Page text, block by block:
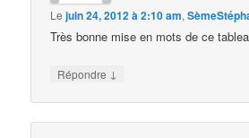
Lejuin 24, 2012 à 2:10 am,
Très bonne mise en mots de ce
Répondre ↓